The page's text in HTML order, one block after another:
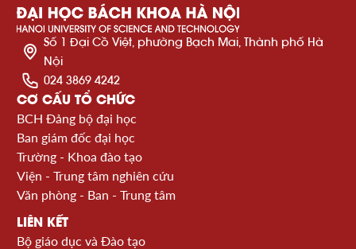
Số 1 Đại Cồ Việt, phường Bạch Mai, Thành phố Hà
Nội
024 3869 4242
CƠ CẤU TỔ CHỨC
BCH Đảng bộ đại học
Ban giám đốc đại học
Trường - Khoa đào tạo
Viện - Trung tâm nghiên cứu
Văn phòng - Ban - Trung tâm
LIÊN KẾT
Bộ giáo dục và Đào tạo